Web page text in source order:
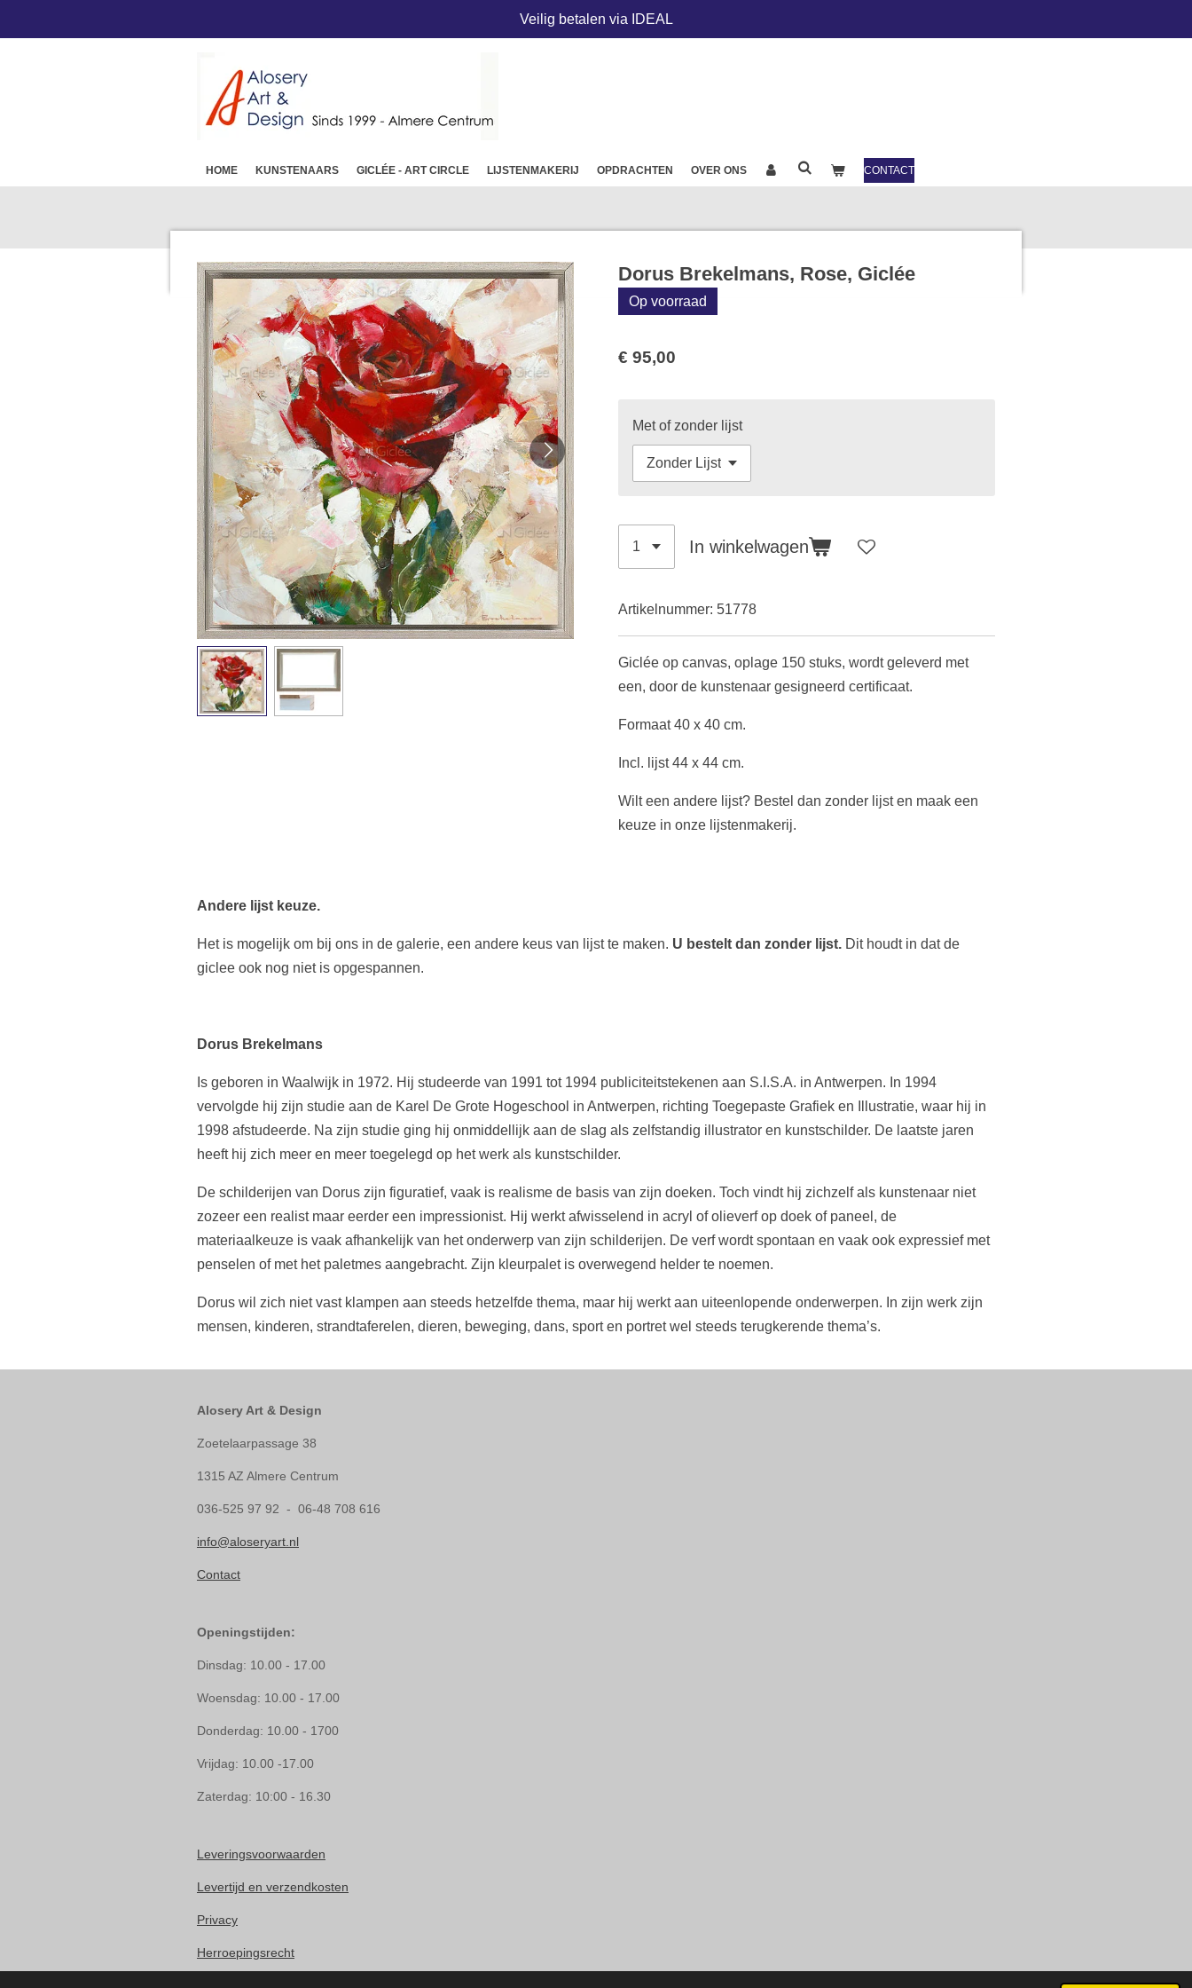
Veilig betalen via IDEAL
HOME KUNSTENAARS GICLÉE - ART CIRCLE LIJSTENMAKERIJ OPDRACHTEN OVER ONS CONTACT
Dorus Brekelmans, Rose, Giclée
Op voorraad
€ 95,00
Met of zonder lijst
In winkelwagen
Artikelnummer: 51778
Giclée op canvas, oplage 150 stuks, wordt geleverd met
een, door de kunstenaar gesigneerd certificaat.
Formaat 40 x 40 cm.
Incl. lijst 44 x 44 cm.
Wilt een andere lijst? Bestel dan zonder lijst en maak een
keuze in onze lijstenmakerij.
Andere lijst keuze.
Het is mogelijk om bij ons in de galerie, een andere keus van lijst te maken. U bestelt dan zonder lijst. Dit houdt in dat de
giclee ook nog niet is opgespannen.
Dorus Brekelmans
Is geboren in Waalwijk in 1972. Hij studeerde van 1991 tot 1994 publiciteitstekenen aan S.I.S.A. in Antwerpen. In 1994
vervolgde hij zijn studie aan de Karel De Grote Hogeschool in Antwerpen, richting Toegepaste Grafiek en Illustratie, waar hij in
1998 afstudeerde. Na zijn studie ging hij onmiddellijk aan de slag als zelfstandig illustrator en kunstschilder. De laatste jaren
heeft hij zich meer en meer toegelegd op het werk als kunstschilder.
De schilderijen van Dorus zijn figuratief, vaak is realisme de basis van zijn doeken. Toch vindt hij zichzelf als kunstenaar niet
zozeer een realist maar eerder een impressionist. Hij werkt afwisselend in acryl of olieverf op doek of paneel, de
materiaalkeuze is vaak afhankelijk van het onderwerp van zijn schilderijen. De verf wordt spontaan en vaak ook expressief met
penselen of met het paletmes aangebracht. Zijn kleurpalet is overwegend helder te noemen.
Dorus wil zich niet vast klampen aan steeds hetzelfde thema, maar hij werkt aan uiteenlopende onderwerpen. In zijn werk zijn
mensen, kinderen, strandtaferelen, dieren, beweging, dans, sport en portret wel steeds terugkerende thema’s.
Alosery Art & Design
Zoetelaarpassage 38
1315 AZ Almere Centrum
036-525 97 92 - 06-48 708 616
info@aloseryart.nl
Contact
Openingstijden:
Dinsdag: 10.00 - 17.00
Woensdag: 10.00 - 17.00
Donderdag: 10.00 - 1700
Vrijdag: 10.00 -17.00
Zaterdag: 10:00 - 16.30
Leveringsvoorwaarden
Levertijd en verzendkosten
Privacy
Herroepingsrecht